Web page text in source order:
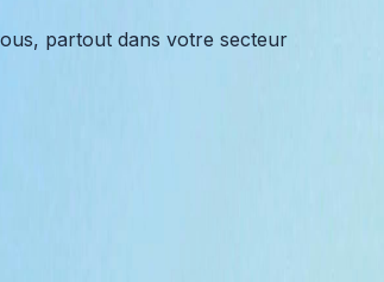
partout dans votre secteur